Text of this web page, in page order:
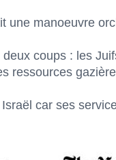
une manoeuvre
coups : les
ressources
car ses